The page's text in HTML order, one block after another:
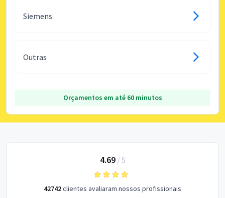
Siemens
Outras
Orçamentos em até 60 minutos
4.69/ 5
42742clientes avaliaram nossos profissionais